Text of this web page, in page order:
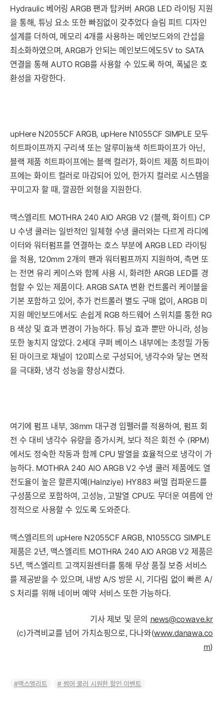
Hydraulic 베어링 ARGB 팬과 탑커버 ARGB LED 라이팅 지원
을 통해, 튜닝 요소 또한 빠짐없이 갖추었다 슬림 피트 디자인
설계를 더하여, 메모리 4개를 사용하는 메인보드와의 간섭을
최소화하였으며, ARGB가 안되는 메인보드에도5V to SATA
연결을 통해 AUTO RGB를 사용할 수 있도록 하여, 폭넓은 호
환성을 자랑한다.
upHere N2055CF ARGB, upHere N1055CF SIMPLE 모두
히트파이프까지 구리색 또는 알루미늄색 히트파이프가 아닌,
블랙 제품 히트파이프에는 블랙 컬러가, 화이트 제품 히트파이
프에는 화이트 컬러로 마감되어 있어, 한가지 컬러로 시스템을
꾸미고자 할 때, 깔끔한 외형을 지원한다.
맥스엘리트 MOTHRA 240 AIO ARGB V2 (블랙, 화이트) CP
U 수냉 쿨러는 일반적인 일체형 수냉 쿨러와는 다르게 라디에
이터와 워터펌프를 연결하는 호스 부분에 ARGB LED 라이팅
을 적용, 120mm 2개의 팬과 워터펌프까지 지원하여, 측면 또
는 전면 유리 케이스와 함께 사용 시, 화려한 ARGB LED를 경
험할 수 있는 제품이다. ARGB SATA 변환 컨트롤러 케이블을
기본 포함하고 있어, 추가 컨트롤러 별도 구매 없이, ARGB 미
지원 메인보드에서도 손쉽게 RGB 하드웨어 스위치를 통한 RG
B 색상 및 효과 변경이 가능하다. 튜닝 효과 뿐만 아니라, 성능
또한 놓치지 않았다. 2세대 쿠퍼 베이스 내부에는 초정밀 가동
된 마이크로 채널이 120피스로 구성되어, 냉각수와 닿는 면적
을 극대화, 냉각 성능을 향상시켰다.
여기에 펌프 내부, 38mm 대구경 임펠러를 적용하여, 펌프 회
전 수 대비 냉각수 유량을 증가시켜, 보다 적은 회전 수 (RPM)
에서도 정숙한 작동과 함께 CPU 발열을 효율적으로 냉각이 가
능하다. MOTHRA 240 AIO ARGB V2 수냉 쿨러 제품에도 열
전도율이 높은 할른지예(Halnziye) HY883 써멀 컴파운드를
구성품으로 포함하여, 고성능, 고발열 CPU도 무더운 여름에 안
정적으로 사용할 수 있도록 도와준다.
맥스엘리트의 upHere N2055CF ARGB, N1055CG SIMPLE
제품은 2년, 맥스엘리트 MOTHRA 240 AIO ARGB V2 제품은
5년, 맥스엘리트 고객지원센터를 통해 무상 품질 보증 서비스
를 제공받을 수 있으며, 내방 A/S 방문 시, 기다림 없이 빠른 A/
S 처리를 위해 네이버 예약 서비스 또한 가능하다.
기사 제보 및 문의 news@cowave.kr
(c)가격비교를 넘어 가치쇼핑으로, 다나와(www.danawa.co
m)
맥스엘리트 썸머 쿨러 시원한 할인 이벤트